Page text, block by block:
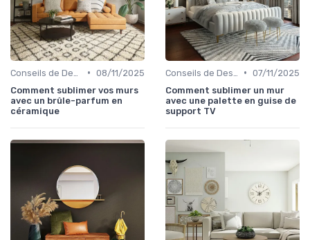
• 08/11/2025
Comment sublimer vos murs
avec un brûle-parfum en
céramique
• 07/11/2025
Comment sublimer un mur
avec une palette en guise de
support TV